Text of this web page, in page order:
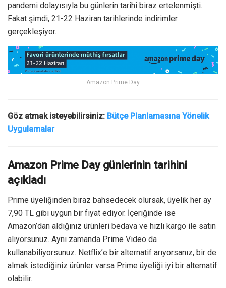
pandemi dolayısıyla bu günlerin tarihi biraz ertelenmişti.
Fakat şimdi, 21-22 Haziran tarihlerinde indirimler
gerçekleşiyor.
Amazon Prime Day
Göz atmak isteyebilirsiniz: Bütçe Planlamasına Yönelik
Uygulamalar
Amazon Prime Day günlerinin tarihini
açıkladı
Prime üyeliğinden biraz bahsedecek olursak, üyelik her ay
7,90 TL gibi uygun bir fiyat ediyor. İçeriğinde ise
Amazon’dan aldığınız ürünleri bedava ve hızlı kargo ile satın
alıyorsunuz. Aynı zamanda Prime Video da
kullanabiliyorsunuz. Netflix’e bir alternatif arıyorsanız, bir de
almak istediğiniz ürünler varsa Prime üyeliği iyi bir alternatif
olabilir.